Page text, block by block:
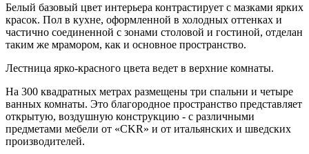
Белый базовый цвет интерьера контрастирует с мазками ярких
красок. Пол в кухне, оформленной в холодных оттенках и
частично соединенной с зонами столовой и гостиной, отделан
таким же мрамором, как и основное пространство.
Лестница ярко-красного цвета ведет в верхние комнаты.
На 300 квадратных метрах размещены три спальни и четыре
ванных комнаты. Это благородное пространство представляет
открытую, воздушную конструкцию - с различными
предметами мебели от «CKR» и от итальянских и шведских
производителей.